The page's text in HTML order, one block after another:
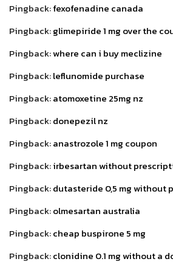
Pingback:fexofenadine canada
Pingback:glimepiride 1 mg over the
Pingback:where can i buy meclizine
Pingback:leflunomide purchase
Pingback:atomoxetine 25mg nz
Pingback:donepezil nz
Pingback:anastrozole 1 mg coupon
Pingback:irbesartan without
Pingback:dutasteride 0,5 mg without
Pingback:olmesartan australia
Pingback:cheap buspirone 5 mg
Pingback:clonidine 0.1 mg without a